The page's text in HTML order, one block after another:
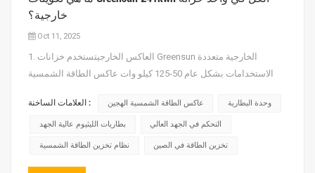
خارجية؟
Oct 11, 2025
1. العاكس الخارجيتستخدم خزانات Greensun الخارجية متعددة
الاستخدامات بشكل عام 50-125 كيلو وات عاكس الطاقة الشمسية
وGreensun وغيرها)، والتي يمكنها التبديل بين التشغيل على الشبكة
وخارجها. يتميز هذا العاكس بمراقبة عن بُعد عبر شبكة Wi-Fi، وحماية
IP65،...
العلامات الساخنة : عاكس الطاقة الشمسية الهجين وحدة البطارية
بطاريات الليثيوم عالية الجهد التحكم في الجهد العالي
نظام تخزين الطاقة الشمسية تخزين الطاقة في الصين